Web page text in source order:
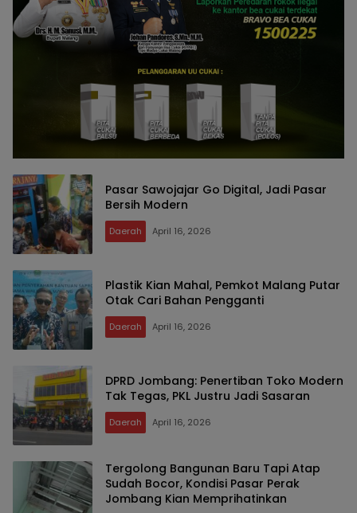
Pasar Sawojajar Go Digital, Jadi Pasar
Bersih Modern
Daerah April 16, 2026
Plastik Kian Mahal, Pemkot Malang Putar
Otak Cari Bahan Pengganti
Daerah April 16, 2026
DPRD Jombang: Penertiban Toko Modern
Tak Tegas, PKL Justru Jadi Sasaran
Daerah April 16, 2026
Tergolong Bangunan Baru Tapi Atap
Sudah Bocor, Kondisi Pasar Perak
Jombang Kian Memprihatinkan